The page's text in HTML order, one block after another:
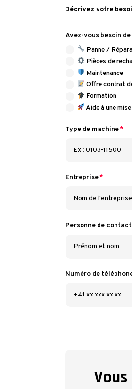
Décrivez votre
Avez-vous besoin
Panne /
Pièces de
Maintenance
Offre contrat
Formation
Aide à une
Type de machine
Entreprise
Personne de contact
Numéro de